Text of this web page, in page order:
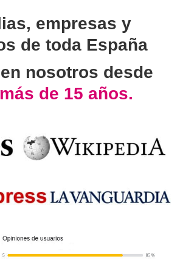
empresas y
de toda España
en nosotros desde
de 15 años.